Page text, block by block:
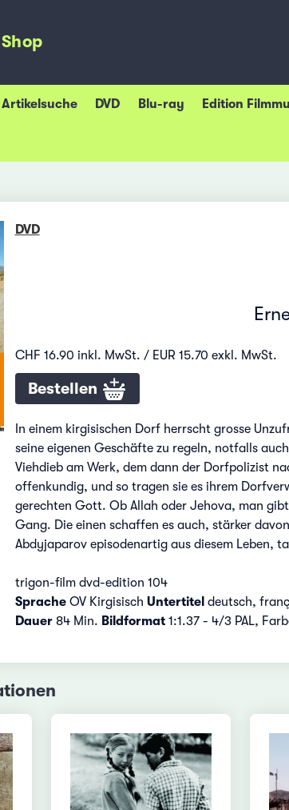
Shop
Artikelsuche DVD Blu-ray Edition
DVD
CHF 16.90 inkl. MwSt. / EUR 15.70 exkl. MwSt.
Bestellen
In einem kirgisischen Dorf herrscht grosse
seine eigenen Geschäfte zu regeln, notfalls
Viehdieb am Werk, dem dann der Dorfpolizist
offenkundig, und so tragen sie es ihrem
gerechten Gott. Ob Allah oder Jehova, man
Gang. Die einen schaffen es auch, stärker
Abdyjaparov episodenartig aus diesem Leben,
trigon-film dvd-edition 104
SpracheOV Kirgisisch Untertitel deutsch,
Dauer84 Min. Bildformat1:1.37 - 4/3 PAL,